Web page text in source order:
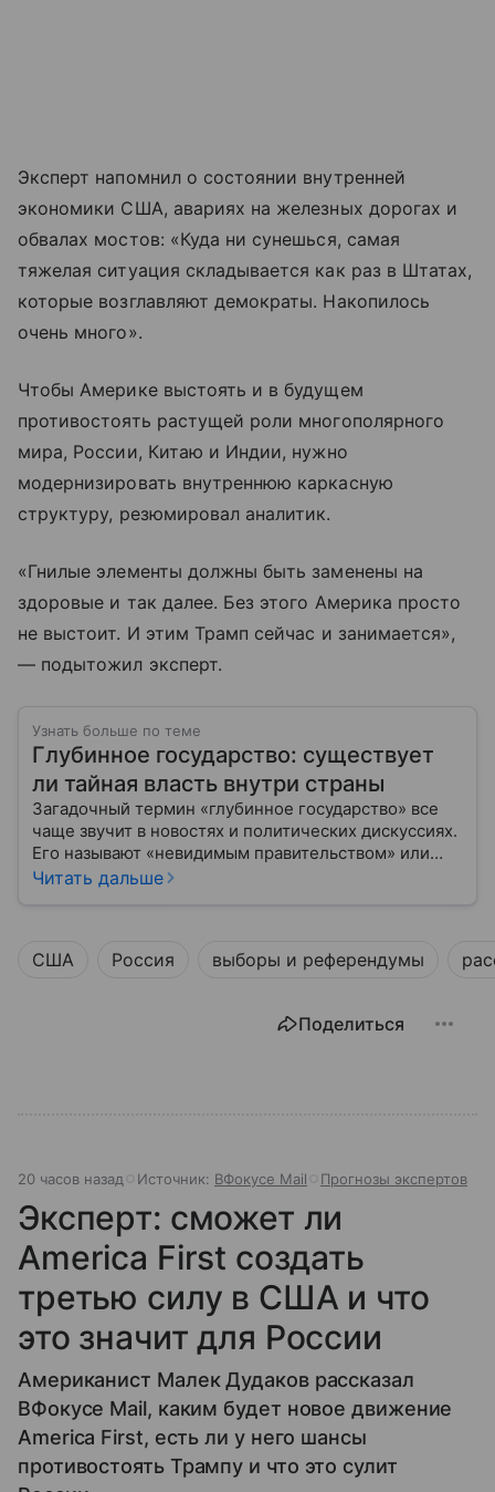
Эксперт напомнил о состоянии внутренней
экономики США, авариях на железных дорогах и
обвалах мостов: «Куда ни сунешься, самая
тяжелая ситуация складывается как раз в Штатах,
которые возглавляют демократы. Накопилось
очень много».
Чтобы Америке выстоять и в будущем
противостоять растущей роли многополярного
мира, России, Китаю и Индии, нужно
модернизировать внутреннюю каркасную
структуру, резюмировал аналитик.
«Гнилые элементы должны быть заменены на
здоровые и так далее. Без этого Америка просто
не выстоит. И этим Трамп сейчас и занимается»,
— подытожил эксперт.
Узнать больше по теме
Глубинное государство: существует
ли тайная власть внутри страны
Загадочный термин «глубинное государство» все
чаще звучит в новостях и политических дискуссиях.
Его называют «невидимым правительством» или
«тайной сетью элит», которая якобы управляет
Читать дальше
США Россия выборы и референдумы
Поделиться
20 часов назад Источник: ВФокусе Mail Прогнозы экспертов
Эксперт: сможет ли
America First создать
третью силу в США и что
это значит для России
Американист Малек Дудаков рассказал
ВФокусе Mail, каким будет новое движение
America First, есть ли у него шансы
противостоять Трампу и что это сулит